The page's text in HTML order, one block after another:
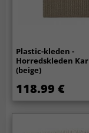
Plastic-kleden -
Horredskleden
(beige)
118.99 €